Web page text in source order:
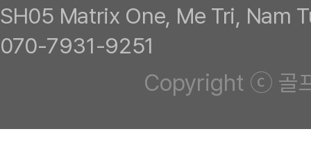
SH05 Matrix One, Me Tri, Nam
070-7931-9251
Copyright ⓒ 골